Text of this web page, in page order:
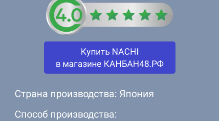
Купить NACHI
в магазине КАНБАН48.РФ
Страна производства: Япония
Способ производства: